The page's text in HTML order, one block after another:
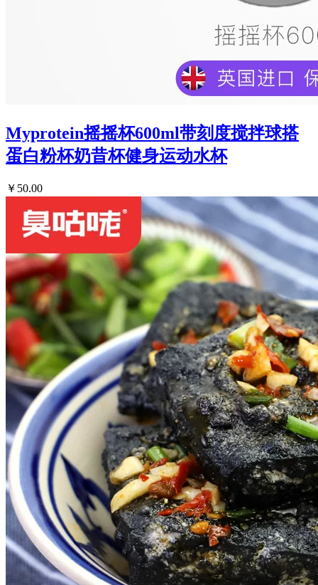
Myprotein摇摇杯600ml带刻度搅拌球搭
蛋白粉杯奶昔杯健身运动水杯
￥50.00